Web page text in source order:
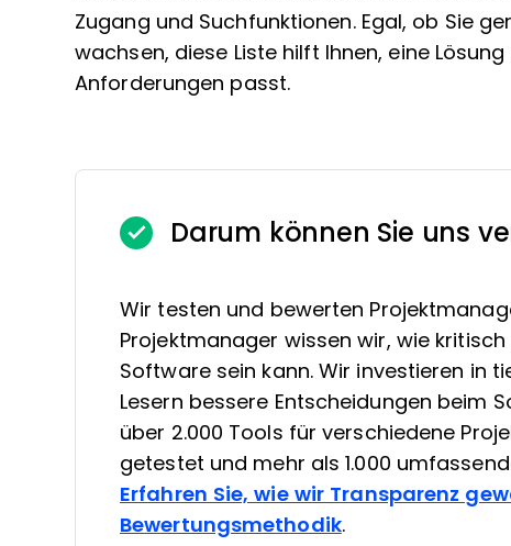
Zugang und Suchfunktionen. Egal, ob Sie
wachsen, diese Liste hilft Ihnen, eine
Anforderungen passt.
Darum können Sie uns
Wir testen und bewerten
Projektmanager wissen wir, wie
Software sein kann. Wir investieren in
Lesern bessere Entscheidungen beim
über 2.000 Tools für verschiedene
getestet und mehr als 1.000
Erfahren Sie, wie wir Transparenz
Bewertungsmethodik.